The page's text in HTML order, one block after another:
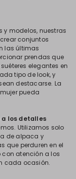
y modelos, nuestras
conjuntos
las últimas
prendas que
elegantes en
tipo de look, y
destacarse. La
pueda
a los detalles
Utilizamos solo
de alpaca y
que perduren en el
atención a los
cada ocasión.